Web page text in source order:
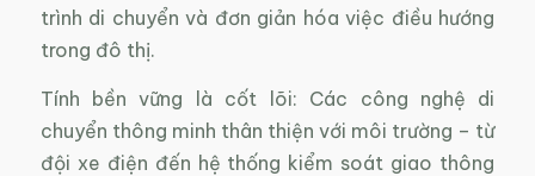
trình di chuyển và đơn giản hóa việc điều hướng
trong đô thị.
Tính bền vững là cốt lõi: Các công nghệ di
chuyển thông minh thân thiện với môi trường – từ
đội xe điện đến hệ thống kiểm soát giao thông